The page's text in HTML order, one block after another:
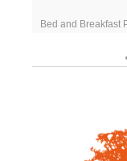
Bed and Breakfast